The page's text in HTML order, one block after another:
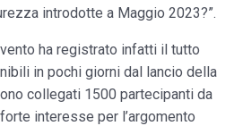
introdotte a Maggio 2023?”.
ha registrato infatti il tutto
in pochi giorni dal lancio della
collegati 1500 partecipanti da
interesse per l’argomento